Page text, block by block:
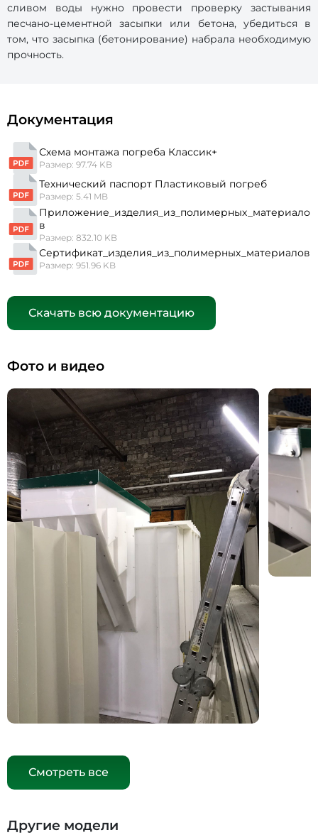
сливом воды нужно провести проверку застывания
песчано-цементной засыпки или бетона, убедиться в
том, что засыпка (бетонирование) набрала необходимую
прочность.
Документация
Схема монтажа погреба Классик+
Размер: 97.74 KB
Технический паспорт Пластиковый погреб
Размер: 5.41 MB
Приложение_изделия_из_полимерных_материало
в
Размер: 832.10 KB
Сертификат_изделия_из_полимерных_материалов
Размер: 951.96 KB
Скачать всю документацию
Фото и видео
Смотреть все
Другие модели